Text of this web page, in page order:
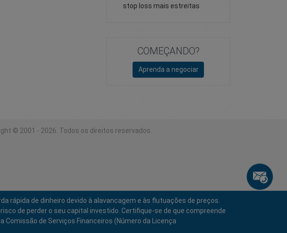
stop loss mais estreitas
COMEÇANDO?
Aprenda a negociar
© 2001 - 2026. Todos os direitos reservados.
rápida de dinheiro devido à alavancagem e às flutuações de preços.
de perder o seu capital investido. Certifique-se de que compreende
de Serviços Financeiros (Número da Licença